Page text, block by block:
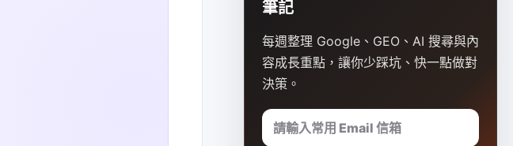
筆記
每週整理 Google、GEO、AI 搜尋與內
容成長重點，讓你少踩坑、快一點做對
決策。
請輸入常用 Email 信箱